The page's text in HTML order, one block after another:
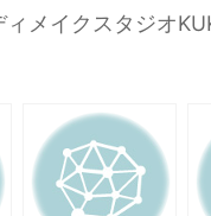
メイクスタジオ